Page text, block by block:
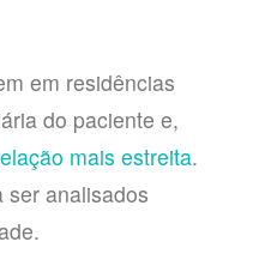
em residências
do paciente e,
mais estreita.
ser analisados